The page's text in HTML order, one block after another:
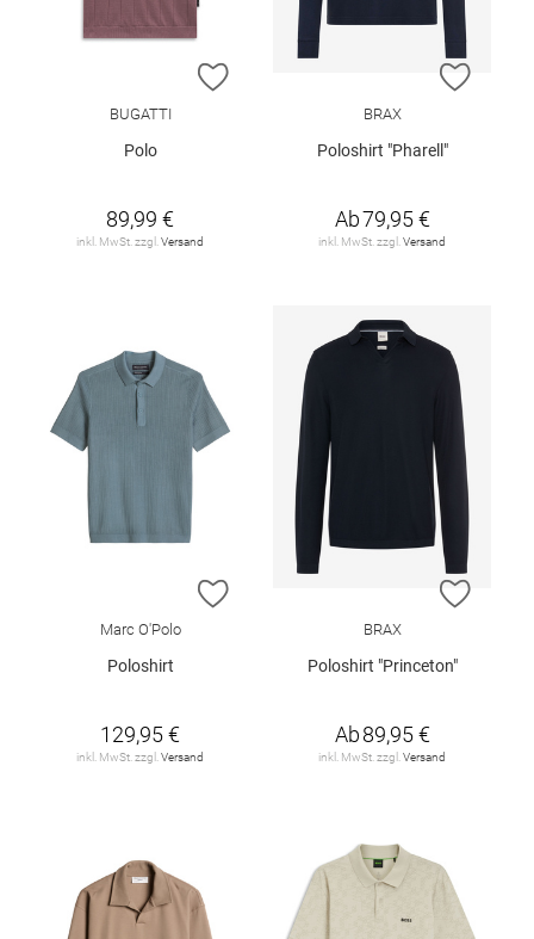
ZUR WUNSCHLISTE HINZUFÜGEN
BUGATTI
Polo
89,99 €
inkl. MwSt. zzgl. Versand
ZUR
BRAX
Poloshirt "Pharell"
Ab79,95 €
inkl. MwSt. zzgl. Versand
ZUR WUNSCHLISTE HINZUFÜGEN
Marc O'Polo
Poloshirt
129,95 €
inkl. MwSt. zzgl.Versand
ZUR
BRAX
Poloshirt "Princeton"
Ab89,95 €
inkl. MwSt. zzgl.Versand